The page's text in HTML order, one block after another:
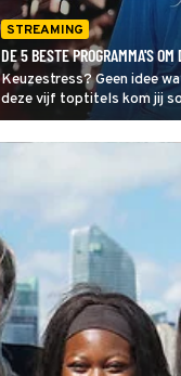
STREAMING
DE 5 BESTE PROGRAMMA'S
Keuzestress? Geen idee
deze vijf toptitels kom jij